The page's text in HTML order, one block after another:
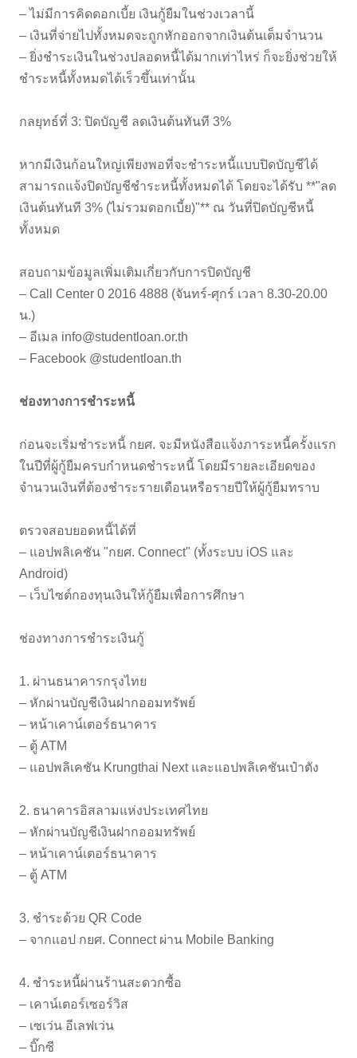
– ไม่มีการคิดดอกเบี้ย เงินกู้ยืมในช่วงเวลานี้
– เงินที่จ่ายไปทั้งหมดจะถูกหักออกจากเงินต้นเต็มจำนวน
– ยิ่งชำระเงินในช่วงปลอดหนี้ได้มากเท่าไหร่ ก็จะยิ่งช่วยให้
ชำระหนี้ทั้งหมดได้เร็วขึ้นเท่านั้น
กลยุทธ์ที่ 3: ปิดบัญชี ลดเงินต้นทันที 3%
หากมีเงินก้อนใหญ่เพียงพอที่จะชำระหนี้แบบปิดบัญชีได้
สามารถแจ้งปิดบัญชีชำระหนี้ทั้งหมดได้ โดยจะได้รับ **"ลด
เงินต้นทันที 3% (ไม่รวมดอกเบี้ย)"** ณ วันที่ปิดบัญชีหนี้
ทั้งหมด
สอบถามข้อมูลเพิ่มเติมเกี่ยวกับการปิดบัญชี
– Call Center 0 2016 4888 (จันทร์-ศุกร์ เวลา 8.30-20.00
น.)
– อีเมล info@studentloan.or.th
– Facebook @studentloan.th
ช่องทางการชำระหนี้
ก่อนจะเริ่มชำระหนี้ กยศ. จะมีหนังสือแจ้งภาระหนี้ครั้งแรก
ในปีที่ผู้กู้ยืมครบกำหนดชำระหนี้ โดยมีรายละเอียดของ
จำนวนเงินที่ต้องชำระรายเดือนหรือรายปีให้ผู้กู้ยืมทราบ
ตรวจสอบยอดหนี้ได้ที่
– แอปพลิเคชัน "กยศ. Connect" (ทั้งระบบ iOS และ
Android)
– เว็บไซต์กองทุนเงินให้กู้ยืมเพื่อการศึกษา
ช่องทางการชำระเงินกู้
1. ผ่านธนาคารกรุงไทย
– หักผ่านบัญชีเงินฝากออมทรัพย์
– หน้าเคาน์เตอร์ธนาคาร
– ตู้ ATM
– แอปพลิเคชัน Krungthai Next และแอปพลิเคชันเป๋าตัง
2. ธนาคารอิสลามแห่งประเทศไทย
– หักผ่านบัญชีเงินฝากออมทรัพย์
– หน้าเคาน์เตอร์ธนาคาร
– ตู้ ATM
3. ชำระด้วย QR Code
– จากแอป กยศ. Connect ผ่าน Mobile Banking
4. ชำระหนี้ผ่านร้านสะดวกซื้อ
– เคาน์เตอร์เซอร์วิส
– เซเว่น อีเลฟเว่น
– บิ๊กซี